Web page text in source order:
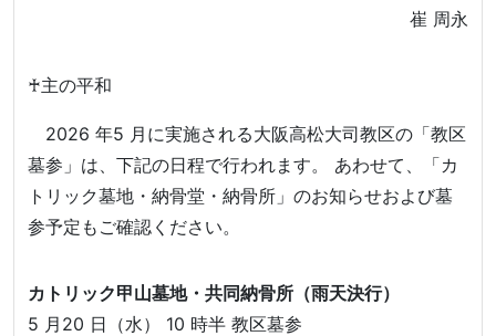
崔 周永
♰主の平和
2026 年5 月に実施される大阪高松大司教区の「教区
墓参」は、下記の日程で行われます。 あわせて、「カ
トリック墓地・納骨堂・納骨所」のお知らせおよび墓
参予定もご確認ください。
カトリック甲山墓地・共同納骨所（雨天決行）
5 月20 日（水） 10 時半 教区墓参